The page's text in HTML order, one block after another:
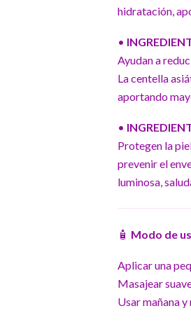
hidratación,
•
Ayudan a
La centella
aportando
•
Protegen la
prevenir el
luminosa,
🧴 Modo de
Aplicar una
Masajear
Usar mañana